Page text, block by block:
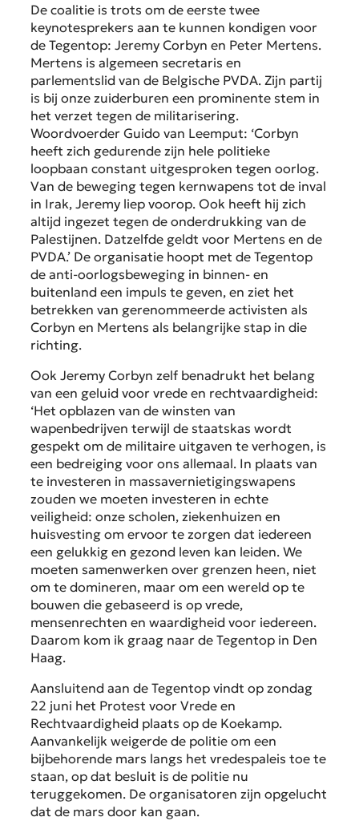
De coalitie is trots om de eerste twee
keynotesprekers aan te kunnen kondigen voor
de Tegentop: Jeremy Corbyn en Peter Mertens.
Mertens is algemeen secretaris en
parlementslid van de Belgische PVDA. Zijn partij
is bij onze zuiderburen een prominente stem in
het verzet tegen de militarisering.
Woordvoerder Guido van Leemput: ‘Corbyn
heeft zich gedurende zijn hele politieke
loopbaan constant uitgesproken tegen oorlog.
Van de beweging tegen kernwapens tot de inval
in Irak, Jeremy liep voorop. Ook heeft hij zich
altijd ingezet tegen de onderdrukking van de
Palestijnen. Datzelfde geldt voor Mertens en de
PVDA.’ De organisatie hoopt met de Tegentop
de anti-oorlogsbeweging in binnen- en
buitenland een impuls te geven, en ziet het
betrekken van gerenommeerde activisten als
Corbyn en Mertens als belangrijke stap in die
richting.
Ook Jeremy Corbyn zelf benadrukt het belang
van een geluid voor vrede en rechtvaardigheid:
‘Het opblazen van de winsten van
wapenbedrijven terwijl de staatskas wordt
gespekt om de militaire uitgaven te verhogen, is
een bedreiging voor ons allemaal. In plaats van
te investeren in massavernietigingswapens
zouden we moeten investeren in echte
veiligheid: onze scholen, ziekenhuizen en
huisvesting om ervoor te zorgen dat iedereen
een gelukkig en gezond leven kan leiden. We
moeten samenwerken over grenzen heen, niet
om te domineren, maar om een wereld op te
bouwen die gebaseerd is op vrede,
mensenrechten en waardigheid voor iedereen.
Daarom kom ik graag naar de Tegentop in Den
Haag.
Aansluitend aan de Tegentop vindt op zondag
22 juni het Protest voor Vrede en
Rechtvaardigheid plaats op de Koekamp.
Aanvankelijk weigerde de politie om een
bijbehorende mars langs het vredespaleis toe te
staan, op dat besluit is de politie nu
teruggekomen. De organisatoren zijn opgelucht
dat de mars door kan gaan.